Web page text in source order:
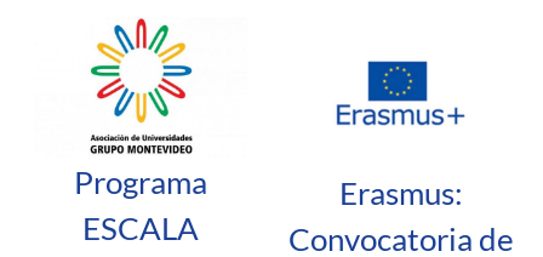
Programa
ESCALA
Erasmus:
Convocatoria de